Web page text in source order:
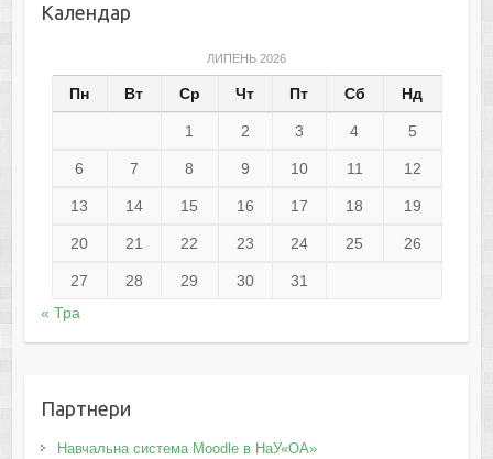
Календар
ЛИПЕНЬ 2026
Пн Вт Ср Чт Пт Сб Нд
1 2 3 4 5
6 7 8 9 10 11 12
13 14 15 16 17 18 19
20 21 22 23 24 25 26
27 28 29 30
31
« Тра
Партнери
Навчальна система Moodle в НаУ«ОА»